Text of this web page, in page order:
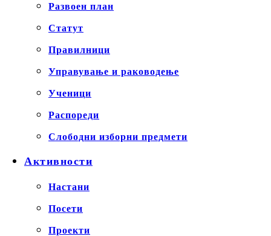
Развоен план
Статут
Правилници
Управување и раководење
Ученици
Распореди
Слободни изборни предмети
Активности
Настани
Посети
Проекти